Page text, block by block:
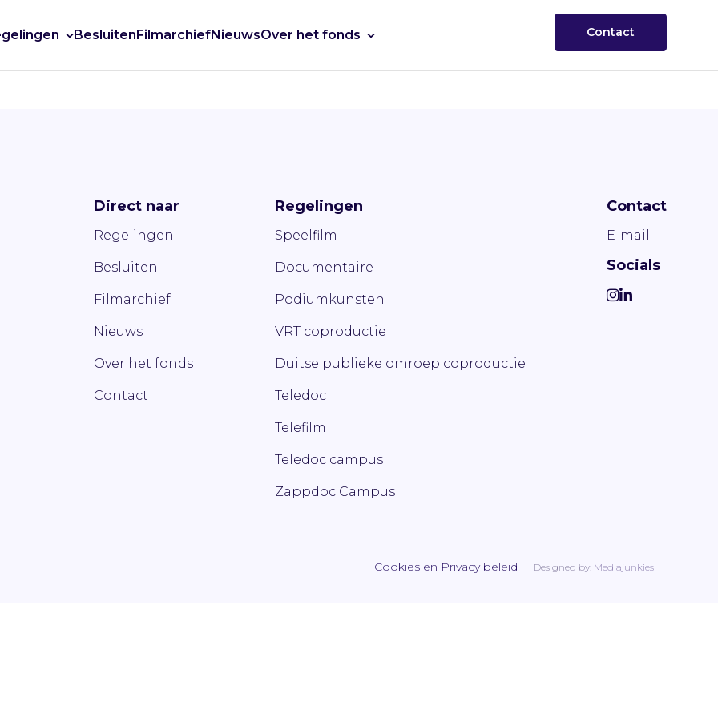
BesluitenFilmarchiefNieuwsOver het fonds Contact
Direct naar
Regelingen
Besluiten
Filmarchief
Nieuws
Over het fonds
Contact
Regelingen
Speelfilm
Documentaire
Podiumkunsten
VRT coproductie
Duitse publieke omroep coproductie
Teledoc
Telefilm
Teledoc campus
Zappdoc Campus
Contact
E-mail
Socials
Cookies en Privacy beleid Designed by: Mediajunkies